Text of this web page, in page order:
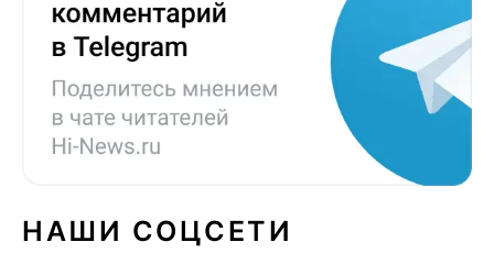
НАШИ СОЦСЕТИ